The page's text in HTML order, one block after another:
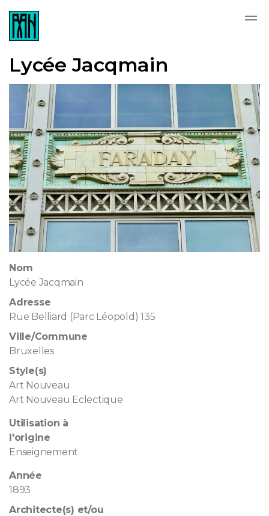
Lycée Jacqmain
Nom
Lycée Jacqmain
Adresse
Rue Belliard (Parc Léopold) 135
Ville/Commune
Bruxelles
Style(s)
Art Nouveau
Art Nouveau Eclectique
Utilisation à
l'origine
Enseignement
Année
1893
Architecte(s) et/ou